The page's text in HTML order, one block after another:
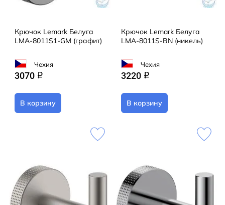
Крючок Lemark Белуга
LMA-8011S1-GM (графит)
Чехия
3070 q
В корзину
Крючок Lemark Белуга
LMA-8011S-BN (никель)
Чехия
3220 q
В корзину